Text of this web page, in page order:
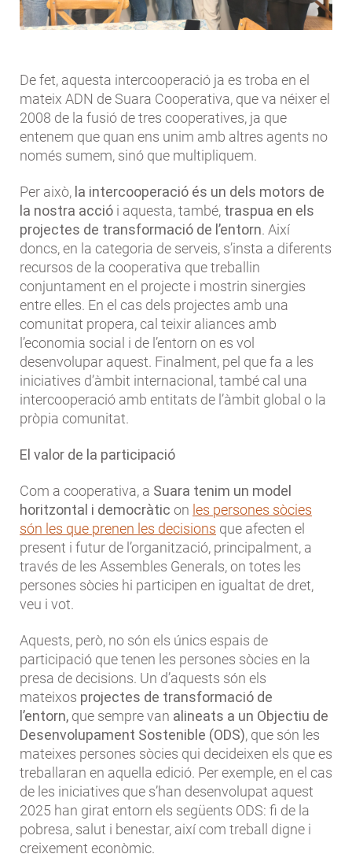
De fet, aquesta intercooperació ja es troba en el
mateix ADN de Suara Cooperativa, que va néixer el
2008 de la fusió de tres cooperatives, ja que
entenem que quan ens unim amb altres agents no
només sumem, sinó que multipliquem.
Per això, la intercooperació és un dels motors de
la nostra acció i aquesta, també, traspua en els
projectes de transformació de l’entorn. Així
doncs, en la categoria de serveis, s’insta a diferents
recursos de la cooperativa que treballin
conjuntament en el projecte i mostrin sinergies
entre elles. En el cas dels projectes amb una
comunitat propera, cal teixir aliances amb
l’economia social i de l’entorn on es vol
desenvolupar aquest. Finalment, pel que fa a les
iniciatives d’àmbit internacional, també cal una
intercooperació amb entitats de l’àmbit global o la
pròpia comunitat.
El valor de la participació
Com a cooperativa, a Suara tenim un model
horitzontal i democràtic on les persones sòcies
són les que prenen les decisions que afecten el
present i futur de l’organització, principalment, a
través de les Assembles Generals, on totes les
persones sòcies hi participen en igualtat de dret,
veu i vot.
Aquests, però, no són els únics espais de
participació que tenen les persones sòcies en la
presa de decisions. Un d’aquests són els
mateixos projectes de transformació de
l’entorn, que sempre van alineats a un Objectiu de
Desenvolupament Sostenible (ODS), que són les
mateixes persones sòcies qui decideixen els que es
treballaran en aquella edició. Per exemple, en el cas
de les iniciatives que s’han desenvolupat aquest
2025 han girat entorn els següents ODS: fi de la
pobresa, salut i benestar, així com treball digne i
creixement econòmic.